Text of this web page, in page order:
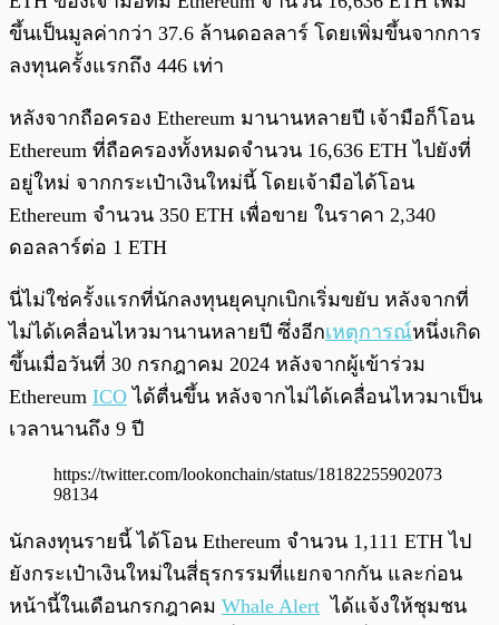
ขึ้นเป็นมูลค่ากว่า 37.6 ล้านดอลลาร์ โดยเพิ่มขึ้นจากการ
ลงทุนครั้งแรกถึง 446 เท่า
หลังจากถือครอง Ethereum มานานหลายปี เจ้ามือก็โอน
Ethereum ที่ถือครองทั้งหมดจำนวน 16,636 ETH ไปยังที่
อยู่ใหม่ จากกระเป๋าเงินใหม่นี้ โดยเจ้ามือได้โอน
Ethereum จำนวน 350 ETH เพื่อขาย ในราคา 2,340
ดอลลาร์ต่อ 1 ETH
นี่ไม่ใช่ครั้งแรกที่นักลงทุนยุคบุกเบิกเริ่มขยับ หลังจากที่
ไม่ได้เคลื่อนไหวมานานหลายปี ซึ่งอีกเหตุการณ์หนึ่งเกิด
ขึ้นเมื่อวันที่ 30 กรกฎาคม 2024 หลังจากผู้เข้าร่วม
Ethereum ICO ได้ตื่นขึ้น หลังจากไม่ได้เคลื่อนไหวมาเป็น
เวลานานถึง 9 ปี
https://twitter.com/lookonchain/status/18182255902073
98134
นักลงทุนรายนี้ ได้โอน Ethereum จำนวน 1,111 ETH ไป
ยังกระเป๋าเงินใหม่ในสี่ธุรกรรมที่แยกจากกัน และก่อน
หน้านี้ในเดือนกรกฎาคม Whale Alert ได้แจ้งให้ชุมชน